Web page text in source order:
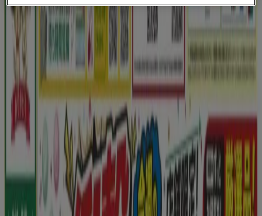
スギ薬局
現在の特別プロモーション
8/9 日まで有効福岡市
広告